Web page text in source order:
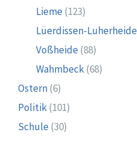
Lieme (123)
Lüerdissen-Luherheide
Voßheide (88)
Wahmbeck(68)
Ostern(6)
Politik(101)
Schule (30)